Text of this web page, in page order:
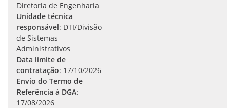
Diretoria de Engenharia
Unidade técnica
responsável: DTI/Divisão
de Sistemas
Administrativos
Data limite de
contratação: 17/10/2026
Envio do Termo de
Referência à DGA:
17/08/2026